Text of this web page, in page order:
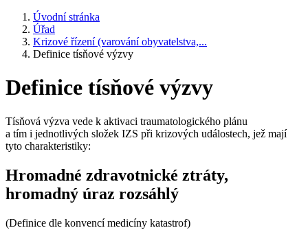
Úvodní stránka
Úřad
Krizové řízení (varování obyvatelstva,...
Definice tísňové výzvy
Definice tísňové výzvy
Tísňová výzva vede k aktivaci traumatologického plánu
a tím i jednotlivých složek IZS při krizových událostech, jež mají
tyto charakteristiky:
Hromadné zdravotnické ztráty,
hromadný úraz rozsáhlý
(Definice dle konvencí medicíny katastrof)